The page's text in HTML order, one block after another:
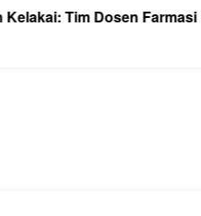
Dosen Farmasi Untan